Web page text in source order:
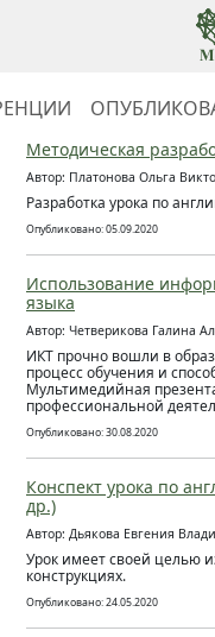
Методическая
Автор: Платонова Ольга
Разработка урока по
Опубликовано: 05.09.2020
Использование
языка
Автор: Четверикова Галина
ИКТ прочно вошли в
процесс обучения и
Мультимедийная
профессиональной
Опубликовано: 30.08.2020
Конспект урока по
др.)
Автор: Дьякова Евгения
Урок имеет своей целью
конструкциях.
Опубликовано: 24.05.2020